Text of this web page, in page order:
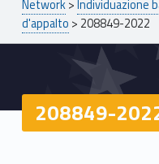
Network>Individuazione
d'appalto > 208849-2022
208849-